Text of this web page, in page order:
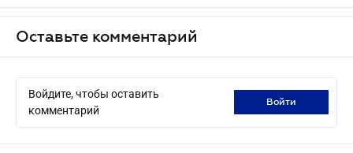
Оставьте комментарий
Войдите, чтобы оставить
комментарий
войти